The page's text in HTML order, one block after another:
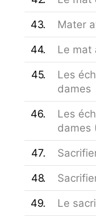
43 Mater
44 Le mat
45
Les
dames
46
Les
dames
47
48
49 Le